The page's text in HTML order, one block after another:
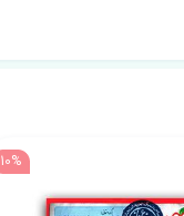
10%